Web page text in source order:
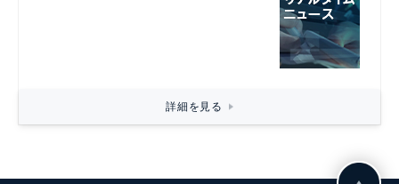
詳細を見る